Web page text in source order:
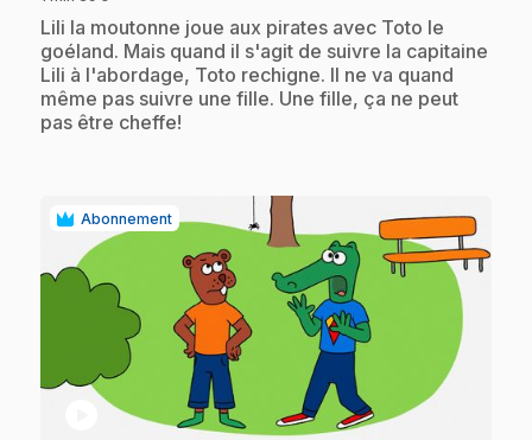
.Lili la moutonne joue aux pirates avec Toto le
goéland. Mais quand il s'agit de suivre la capitaine
Lili à l'abordage, Toto rechigne. Il ne va quand
même pas suivre une fille. Une fille, ça ne peut
pas être cheffe!
Abonnement
play_circle